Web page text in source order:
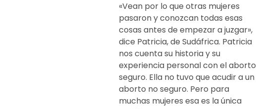
«Vean por lo que otras mujeres
pasaron y conozcan todas esas
cosas antes de empezar a juzgar»,
dice Patricia, de Sudáfrica. Patricia
nos cuenta su historia y su
experiencia personal con el aborto
seguro. Ella no tuvo que acudir a un
aborto no seguro. Pero para
muchas mujeres esa es la única